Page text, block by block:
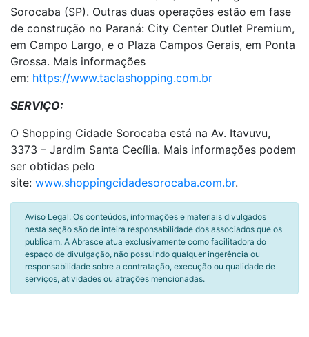
Sorocaba (SP). Outras duas operações estão em fase
de construção no Paraná: City Center Outlet Premium,
em Campo Largo, e o Plaza Campos Gerais, em Ponta
Grossa. Mais informações
em: https://www.taclashopping.com.br
SERVIÇO:
O Shopping Cidade Sorocaba está na Av. Itavuvu,
3373 – Jardim Santa Cecília. Mais informações podem
ser obtidas pelo
site: www.shoppingcidadesorocaba.com.br.
Aviso Legal: Os conteúdos, informações e materiais divulgados
nesta seção são de inteira responsabilidade dos associados que os
publicam. A Abrasce atua exclusivamente como facilitadora do
espaço de divulgação, não possuindo qualquer ingerência ou
responsabilidade sobre a contratação, execução ou qualidade de
serviços, atividades ou atrações mencionadas.